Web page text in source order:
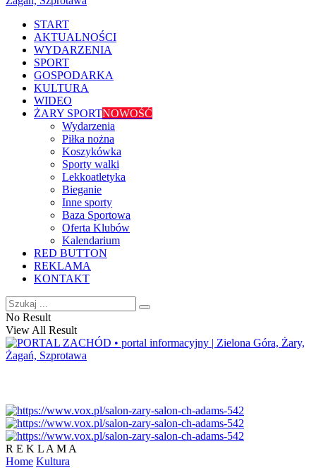
START
AKTUALNOŚCI
WYDARZENIA
SPORT
GOSPODARKA
KULTURA
WIDEO
ŻARY SPORTNOWOŚĆ
Wydarzenia
Piłka nożna
Koszykówka
Sporty walki
Lekkoatletyka
Bieganie
Inne sporty
Baza Sportowa
Oferta Klubów
Kalendarium
RED BUTTON
REKLAMA
KONTAKT
No Result
View All Result
R E K L A M A
Home Kultura